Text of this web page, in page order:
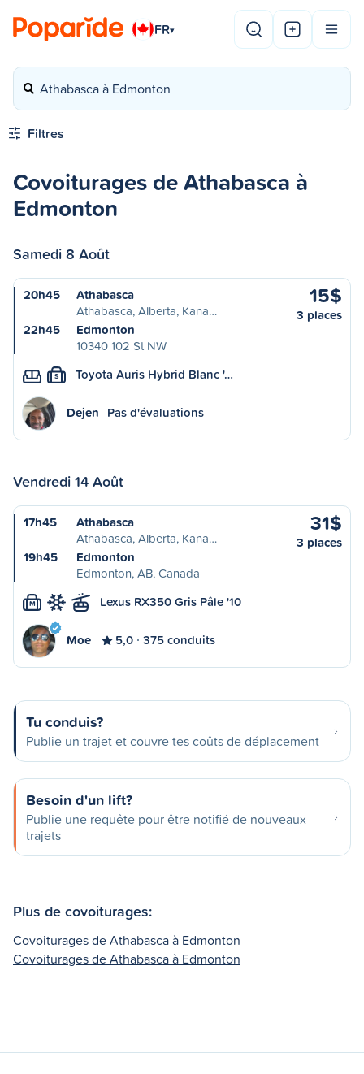
FR▾
Athabasca à Edmonton
Filtres
Covoiturages de Athabasca à
Edmonton
Samedi 8 Août
20h45
Athabasca
Athabasca, Alberta, Kana…
22h45
Edmonton
10340 102 St NW
15$
3 places
S Toyota Auris Hybrid Blanc '…
Dejen Pas d'évaluations
Vendredi 14 Août
17h45
Athabasca
Athabasca, Alberta, Kana…
19h45
Edmonton
Edmonton, AB, Canada
31$
3 places
M Lexus RX350 Gris Pâle '10
Moe 5,0 375 conduits
Tu conduis?
Publie un trajet et couvre tes coûts de déplacement
Besoin d'un lift?
Publie une requête pour être notifié de nouveaux
trajets
Plus de covoiturages:
Covoiturages de Athabasca à Edmonton
Covoiturages de Athabasca à Edmonton